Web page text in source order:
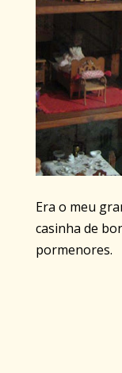
Era o meu
casinha de
pormenores.